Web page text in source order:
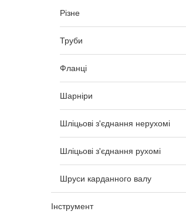
Різне
Труби
Фланці
Шарніри
Шліцьові з'єднання нерухомі
Шліцьові з'єднання рухомі
Шруси карданного валу
Інструмент